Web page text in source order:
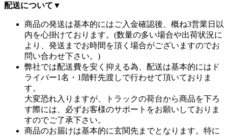
配送について ▼
商品の発送は基本的にはご入金確認後、概ね3営業日以
内を心掛けております。(数量の多い場合や出荷状況に
より、発送までお時間を頂く場合がございますのでお
問い合わせ下さい。)
弊社では配送費を安く抑える為、配送は基本的にはド
ライバー1名・1階軒先渡しで行わせて頂いておりま
す。
大変恐れ入りますが、トラックの荷台から商品を下ろ
す際には、必ずお客様のサポートをお願いしておりま
すのでご了承下さい。
商品のお届けは基本的に玄関先までとなります。特に